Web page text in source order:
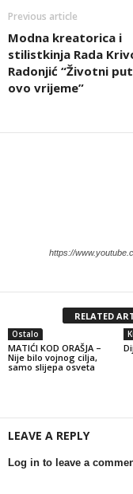
Previous article
Modna kreatorica i
stilistkinja Rada
Radonjić “Životni
ovo vrijeme”
https://
RELATED
Ostalo
MATIĆI KOD ORAŠJA –
Nije bilo vojnog cilja,
samo slijepa osveta
LEAVE A REPLY
Log in to leave a